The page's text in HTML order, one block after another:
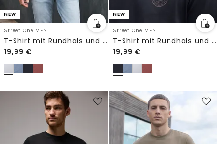
NEW
Street One MEN
T-Shirt mit Rundhals und Chestprint
19,99 €
NEW
Street One MEN
T-Shirt mit Rundhals und Chestprint
19,99 €